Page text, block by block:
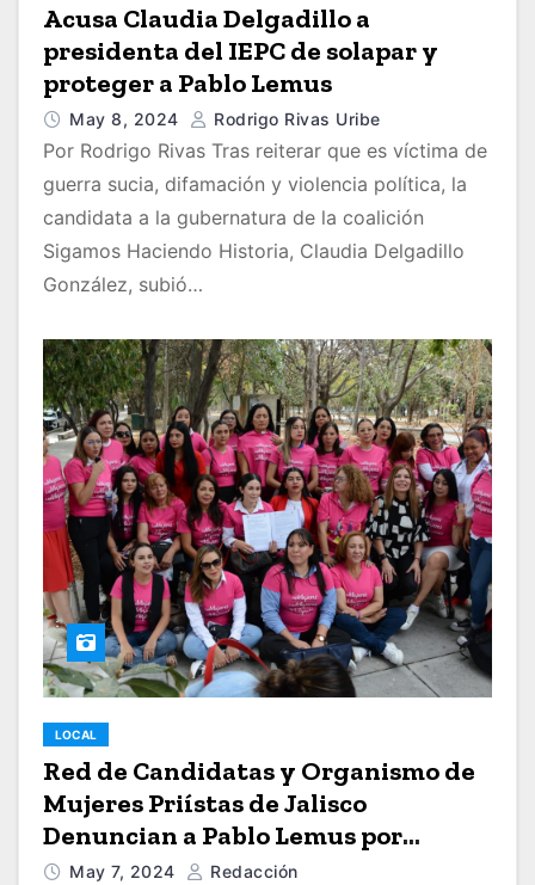
Acusa Claudia Delgadillo a
presidenta del IEPC de solapar y
proteger a Pablo Lemus
May 8, 2024 Rodrigo Rivas Uribe
Por Rodrigo Rivas Tras reiterar que es víctima de
guerra sucia, difamación y violencia política, la
candidata a la gubernatura de la coalición
Sigamos Haciendo Historia, Claudia Delgadillo
González, subió…
LOCAL
Red de Candidatas y Organismo de
Mujeres Priístas de Jalisco
Denuncian a Pablo Lemus por
violencia política de género
May 7, 2024 Redacción